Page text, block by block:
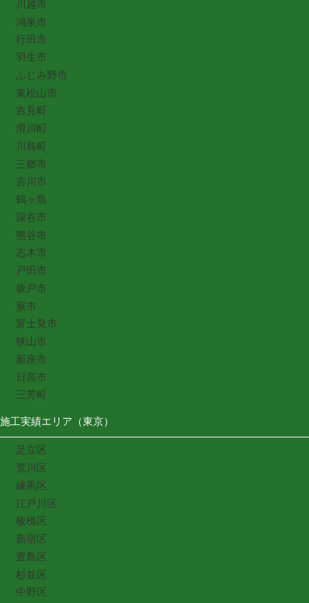
川越市
鴻巣市
行田市
羽生市
ふじみ野市
東松山市
吉見町
滑川町
川島町
三郷市
吉川市
鶴ヶ島
深谷市
熊谷市
志木市
戸田市
坂戸市
蕨市
富士見市
狭山市
新座市
日高市
三芳町
施工実績エリア（東京）
足立区
荒川区
練馬区
江戸川区
板橋区
新宿区
豊島区
杉並区
中野区